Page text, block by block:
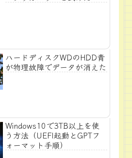
ハードディスクWDのHDD青
が物理故障でデータが消えた
Windows10で3TB以上を使
う方法（UEFI起動とGPTフ
ォーマット手順）